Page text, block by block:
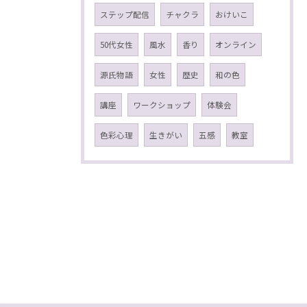
ステップ配信 チャクラ おけいこ
50代女性 風水 香り オンライン
源氏物語 女性 歴史 和の色
講座 ワークショップ 体験会
色彩心理 生きがい 五感 教室